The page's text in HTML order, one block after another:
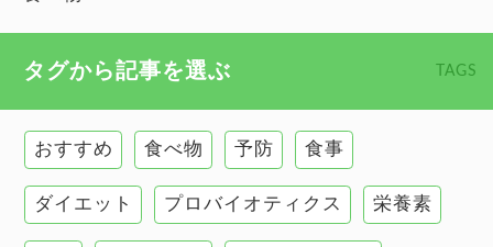
慢性疲労
甲状腺
肌
タグから記事を選ぶ TAGS
おすすめ 食べ物 予防 食事
ダイエット プロバイオティクス 栄養素